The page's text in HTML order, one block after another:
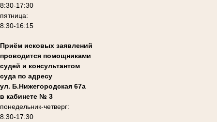
8:30-17:30
пятница:
8:30-16:15
Приём исковых заявлений
проводится помощниками
судей и консультантом
суда по адресу
ул. Б.Нижегородская 67а
в кабинете № 3
понедельник-четверг:
8:30-17:30